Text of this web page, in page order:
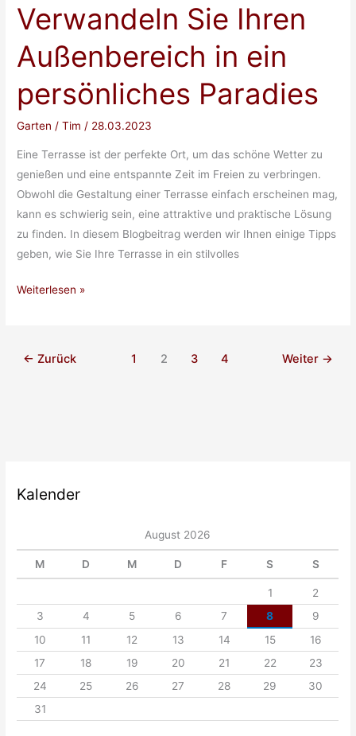
für
eine
entspannte
im
Freien
Verwandeln Sie Ihren
Außenbereich in ein
persönliches Paradies
Garten /Tim / 28.03.2023
Eine Terrasse ist der perfekte Ort, um das schöne Wetter zu
genießen und eine entspannte Zeit im Freien zu verbringen.
Obwohl die Gestaltung einer Terrasse einfach erscheinen mag,
kann es schwierig sein, eine attraktive und praktische Lösung
zu finden. In diesem Blogbeitrag werden wir Ihnen einige Tipps
geben, wie Sie Ihre Terrasse in ein stilvolles
Terrassengestaltung:
Weiterlesen »
← Zurück 1 2 3 4 Weiter →
Kalender
August 2026
M D M D F S S
1
2
3
4 5 6 7 8
9
10
11 12 13 14 15
16
17
18 19 20 21 22
23
24
25 26 27 28 29
30
31